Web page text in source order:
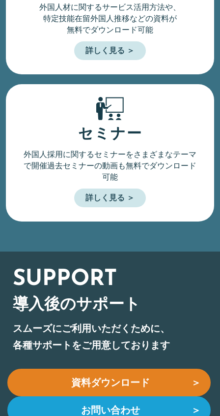
外国人材に関するサービス活用方法や、
特定技能在留外国人推移などの資料が
無料でダウンロード可能
詳しく見る ＞
セミナー
外国人採用に関するセミナーをさまざまなテーマ
で開催過去セミナーの動画も無料でダウンロード
可能
詳しく見る ＞
SUPPORT
導入後のサポート
スムーズにご利用いただくために、
各種サポートをご用意しております
資料ダウンロード ＞
お問い合わせ ＞